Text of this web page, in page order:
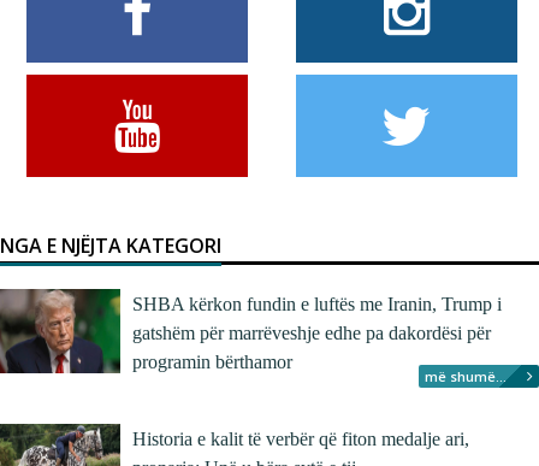
NGA E NJËJTA KATEGORI
SHBA kërkon fundin e luftës me Iranin, Trump i
gatshëm për marrëveshje edhe pa dakordësi për
programin bërthamor
më shumë...
Historia e kalit të verbër që fiton medalje ari,